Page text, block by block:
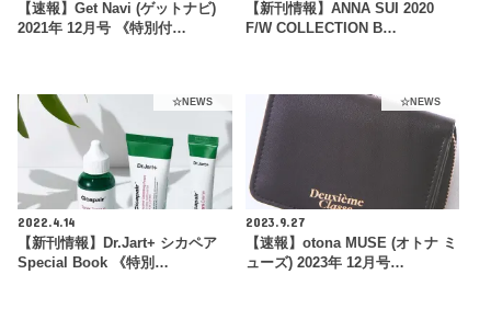
【速報】Get Navi (ゲットナビ)
2021年 12月号 《特別付…
【新刊情報】ANNA SUI 2020
F/W COLLECTION B…
☆NEWS
2022.4.14
【新刊情報】Dr.Jart+ シカペア
Special Book 《特別…
☆NEWS
2023.9.27
【速報】otona MUSE (オトナ ミ
ューズ) 2023年 12月号…